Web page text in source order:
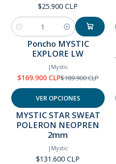
$25.900 CLP
Cantidad
-11%
Poncho MYSTIC
EXPLORE LW
| Mystic
$169.900 CLP$189.900 CLP
VER OPCIONES
MYSTIC STAR SWEAT
POLERON NEOPREN
2mm
| Mystic
$131.600 CLP